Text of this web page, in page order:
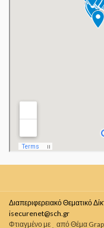
Διαπεριφερειακό Θεματικό
isecurenet@sch.gr
Φτιαγμένο με
απόΘέμα